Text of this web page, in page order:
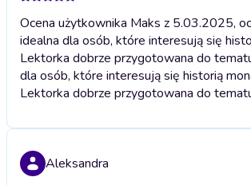
Ocena użytkownika Maks z 5.03.2025,
idealna dla osób, które interesują się
Lektorka dobrze przygotowana do
dla osób, które interesują się historią
Lektorka dobrze przygotowana do
Aleksandra